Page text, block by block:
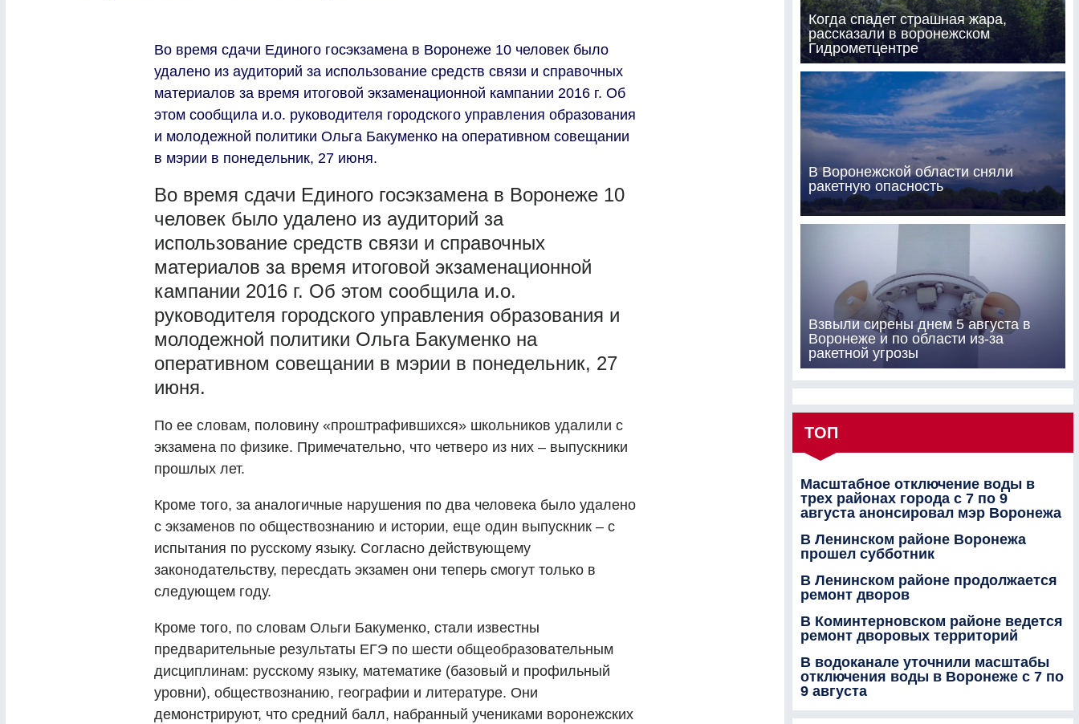
Во время сдачи Единого госэкзамена в Воронеже 10 человек было
удалено из аудиторий за использование средств связи и справочных
материалов за время итоговой экзаменационной кампании 2016 г. Об
этом сообщила и.о. руководителя городского управления образования
и молодежной политики Ольга Бакуменко на оперативном совещании
в мэрии в понедельник, 27 июня.
Во время сдачи Единого госэкзамена в Воронеже 10
человек было удалено из аудиторий за
использование средств связи и справочных
материалов за время итоговой экзаменационной
кампании 2016 г. Об этом сообщила и.о.
руководителя городского управления образования и
молодежной политики Ольга Бакуменко на
оперативном совещании в мэрии в понедельник, 27
июня.
По ее словам, половину «проштрафившихся» школьников удалили с
экзамена по физике. Примечательно, что четверо из них – выпускники
прошлых лет.
Кроме того, за аналогичные нарушения по два человека было удалено
с экзаменов по обществознанию и истории, еще один выпускник – с
испытания по русскому языку. Согласно действующему
законодательству, пересдать экзамен они теперь смогут только в
следующем году.
Кроме того, по словам Ольги Бакуменко, стали известны
предварительные результаты ЕГЭ по шести общеобразовательным
дисциплинам: русскому языку, математике (базовый и профильный
уровни), обществознанию, географии и литературе. Они
демонстрируют, что средний балл, набранный учениками воронежских
Когда спадет страшная жара,
рассказали в воронежском
Гидрометцентре
В Воронежской области сняли
ракетную опасность
Взвыли сирены днем 5 августа в
Воронеже и по области из-за
ракетной угрозы
ТОП
Масштабное отключение воды в
трех районах города с 7 по 9
августа анонсировал мэр Воронежа
В Ленинском районе Воронежа
прошел субботник
В Ленинском районе продолжается
ремонт дворов
В Коминтерновском районе ведется
ремонт дворовых территорий
В водоканале уточнили масштабы
отключения воды в Воронеже с 7 по
9 августа